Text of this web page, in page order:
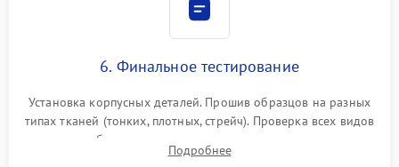
6. Финальное тестирование
Установка корпусных деталей. Прошив образцов на разных
типах тканей (тонких, плотных, стрейч). Проверка всех видов
строчек, работы реверса, выметывания петли и намотчика
шпульки. Контроль плавности хода и отсутствия
Подробнее